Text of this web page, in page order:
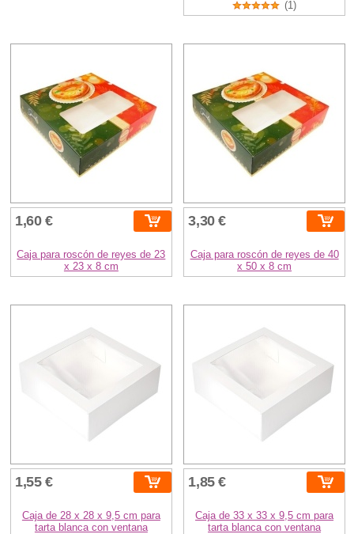
(1)
1,60 €
Caja para roscón de reyes de 23
x 23 x 8 cm
3,30 €
Caja para roscón de reyes de 40
x 50 x 8 cm
1,55 €
Caja de 28 x 28 x 9,5 cm para
tarta blanca con ventana
1,85 €
Caja de 33 x 33 x 9,5 cm para
tarta blanca con ventana